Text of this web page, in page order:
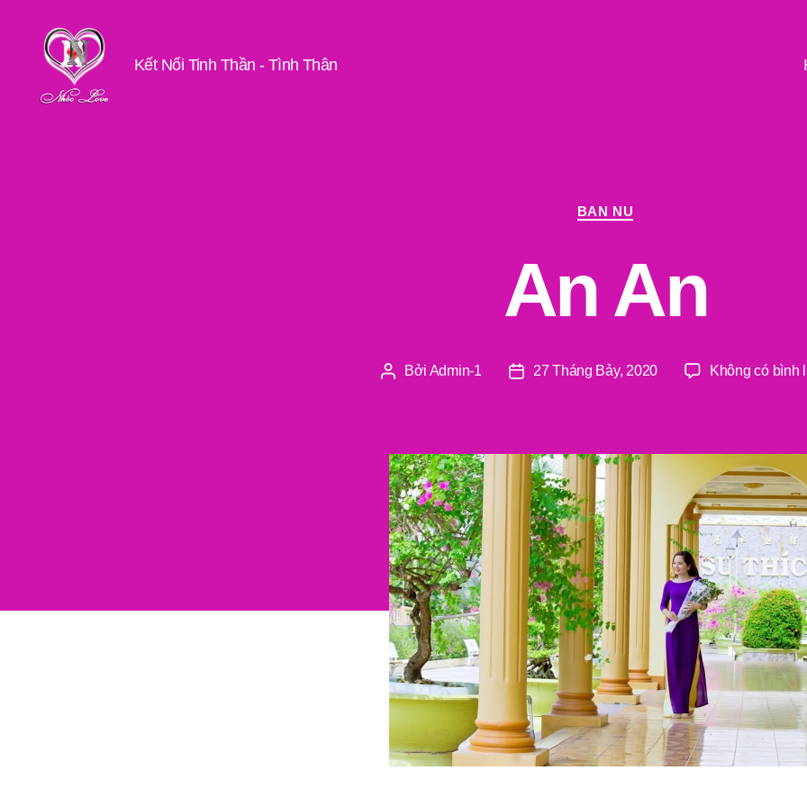
Kết Nối Tinh Thần - Tình Thân
Chuyên
mục
BAN NU
An An
TácBởi Admin-1
Ngày27 Tháng Bảy, 2020 Không có bình